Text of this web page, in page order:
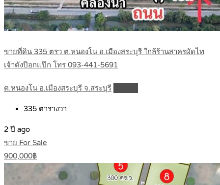
ขายที่ดิน 335 ตรว ต.หนองโน อ.เมืองสระบุรี ใกล้ร้านสาครผัดไท
เจ้าดังป๊อกแป๊ก โทร 093-441-5691
ต.หนองโน อ.เมืองสระบุรี จ.สระบุรี
335 ตารางวา
2 ปี ago
ขาย For Sale
900,000฿